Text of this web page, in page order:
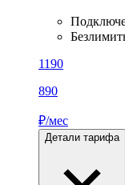
1190
890
₽/мес
Детали тарифа